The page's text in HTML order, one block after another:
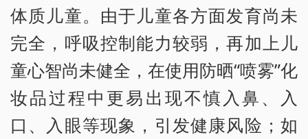
体质儿童。由于儿童各方面发育尚未
完全，呼吸控制能力较弱，再加上儿
童心智尚未健全，在使用防晒“喷雾”化
妆品过程中更易出现不慎入鼻、入
口、入眼等现象，引发健康风险；如